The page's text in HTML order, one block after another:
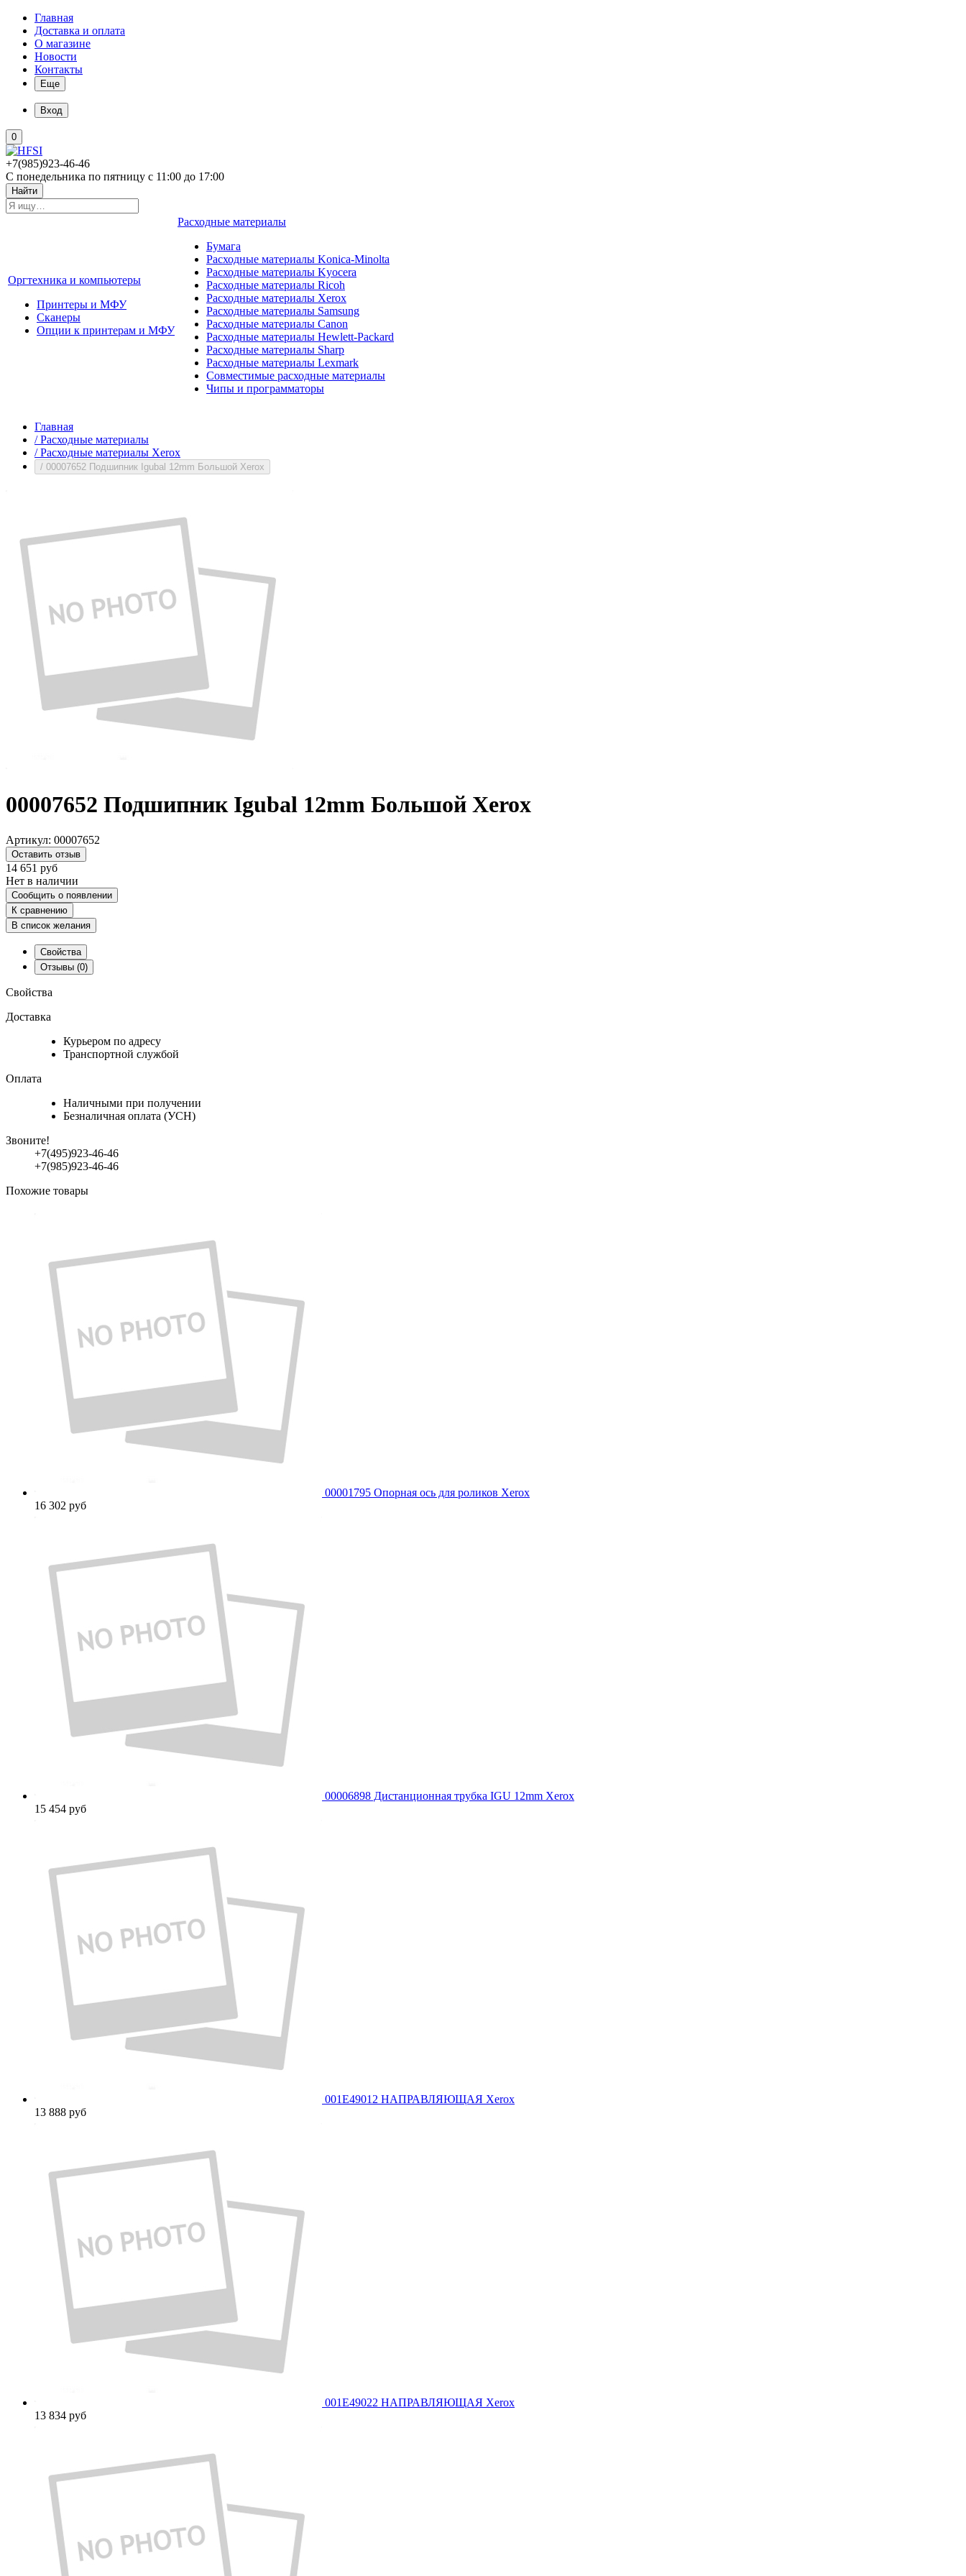
Главная
Доставка и оплата
О магазине
Новости
Контакты
Еще
Вход
0
+7(985)923-46-46
С понедельника по пятницу с 11:00 до 17:00
Найти
Оргтехника и компьютеры
Принтеры и МФУ
Сканеры
Опции к принтерам и МФУ
Расходные материалы
Бумага
Расходные материалы Konica-Minolta
Расходные материалы Kyocera
Расходные материалы Ricoh
Расходные материалы Xerox
Расходные материалы Samsung
Расходные материалы Canon
Расходные материалы Hewlett-Packard
Расходные материалы Sharp
Расходные материалы Lexmark
Совместимые расходные материалы
Чипы и программаторы
Главная
/ Расходные материалы
/ Расходные материалы Xerox
/ 00007652 Подшипник Igubal 12mm Большой Xerox
00007652 Подшипник Igubal 12mm Большой Xerox
Артикул: 00007652
Оставить отзыв
14 651 руб
Нет в наличии
Сообщить о появлении
К сравнению
В список желания
Свойства
Отзывы (0)
Свойства
Доставка
Курьером по адресу
Транспортной службой
Оплата
Наличными при получении
Безналичная оплата (УСН)
Звоните!
+7(495)923-46-46
+7(985)923-46-46
Похожие товары
00001795 Опорная ось для роликов Xerox
16 302 руб
00006898 Дистанционная трубка IGU 12mm Xerox
15 454 руб
001E49012 НАПРАВЛЯЮЩАЯ Xerox
13 888 руб
001E49022 НАПРАВЛЯЮЩАЯ Xerox
13 834 руб